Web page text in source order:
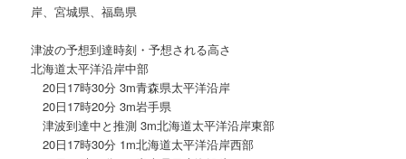
岸、宮城県、福島県
津波の予想到達時刻・予想される高さ
北海道太平洋沿岸中部
20日17時30分 3m青森県太平洋沿岸
20日17時20分 3m岩手県
津波到達中と推測 3m北海道太平洋沿岸東部
20日17時30分 1m北海道太平洋沿岸西部